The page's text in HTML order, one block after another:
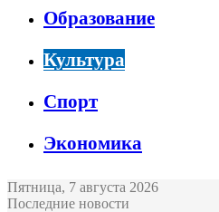
Образование
Культура
Спорт
Экономика
Пятница, 7 августа 2026
Последние новости